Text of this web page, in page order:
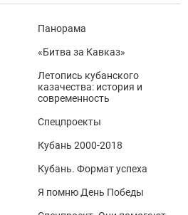
Панорама
«Битва за Кавказ»
Летопись кубанского
казачества: история и
современность
Спецпроекты
Кубань 2000-2018
Кубань. Формат успеха
Я помню День Победы